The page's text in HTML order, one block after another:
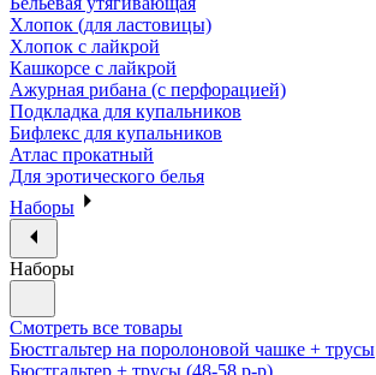
Хлопок (для ластовицы)
Хлопок с лайкрой
Кашкорсе с лайкрой
Ажурная рибана (с перфорацией)
Подкладка для купальников
Бифлекс для купальников
Атлас прокатный
Для эротического белья
Наборы
Наборы
Смотреть все товары
Бюстгальтер на поролоновой чашке + трусы
Бюстгальтер + трусы (48-58 р-р)